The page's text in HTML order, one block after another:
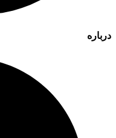
درباره